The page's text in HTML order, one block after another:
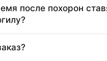
после похорон